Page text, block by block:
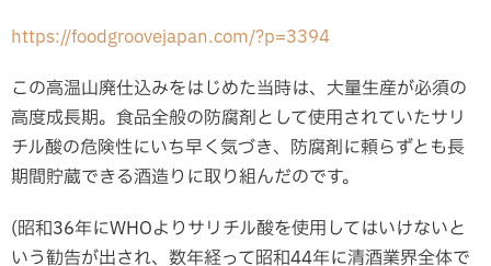
https://foodgroovejapan.com/?p=3394
この高温山廃仕込みをはじめた当時は、大量生産が必須の
高度成長期。食品全般の防腐剤として使用されていたサリ
チル酸の危険性にいち早く気づき、防腐剤に頼らずとも長
期間貯蔵できる酒造りに取り組んだのです。
(昭和36年にWHOよりサリチル酸を使用してはいけないと
いう勧告が出され、数年経って昭和44年に清酒業界全体で